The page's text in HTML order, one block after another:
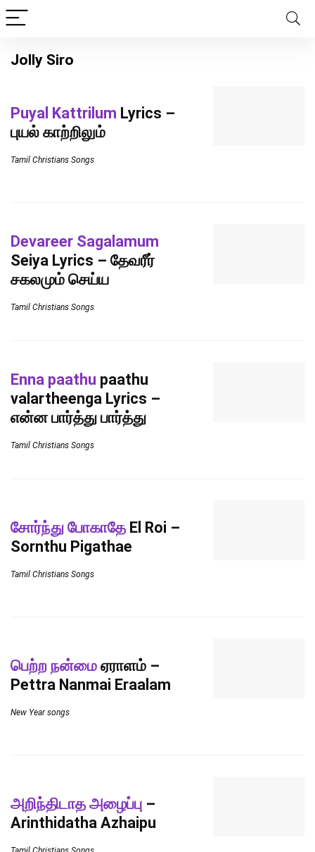
Jolly Siro
Puyal Kattrilum Lyrics –
புயல் காற்றிலும்
Tamil Christians Songs
Devareer Sagalamum
Seiya Lyrics – தேவரீர்
சகலமும் செய்ய
Tamil Christians Songs
Enna paathu paathu
valartheenga Lyrics –
என்ன பார்த்து பார்த்து
Tamil Christians Songs
சோர்ந்து போகாதேEl Roi –
Sornthu Pigathae
Tamil Christians Songs
பெற்ற நன்மை ஏராளம் –
Pettra Nanmai Eraalam
New Year songs
அறிந்திடாத அழைப்பு –
Arinthidatha Azhaipu